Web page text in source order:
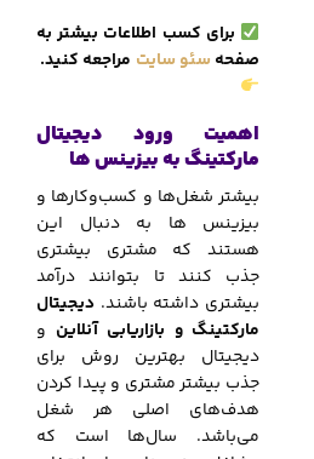
برای کسب اطلاعات بیشتر به
صفحه سئو سایت مراجعه کنید.
اهمیت ورود دیجیتال
مارکتینگ به بیزینس ها
بیشتر شغل‌ها و کسب‌وکارها و
بیزینس ها به دنبال این
هستند که مشتری بیشتری
جذب کنند تا بتوانند درآمد
بیشتری داشته باشند. دیجیتال
مارکتینگ و بازاریابی آنلاین و
دیجیتال بهترین روش برای
جذب بیشتر مشتری و پیدا کردن
هدف‌های اصلی هر شغل
می‌باشد. سال‌ها است که